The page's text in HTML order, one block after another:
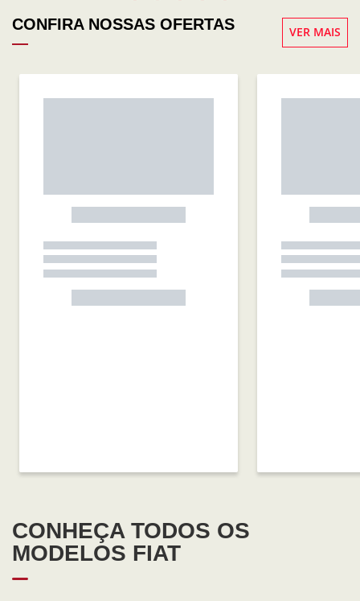
CONFIRA NOSSAS OFERTAS VER MAIS
CONHEÇA TODOS OS
MODELOS FIAT